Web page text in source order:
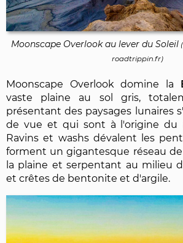
Moonscape Overlook au lever du Soleil
roadtrippin.fr)
Moonscape Overlook domine la
vaste plaine au sol gris,
présentant des paysages lunaires
de vue et qui sont à l'origine du
Ravins et washs dévalent les
forment un gigantesque réseau
la plaine et serpentant au milieu
et crêtes de bentonite et d'argile.